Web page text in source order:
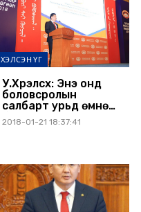
ХЭЛСЭН ҮГ
У.Хүрэлсүх: Энэ онд
боловсролын
салбарт урьд өмнө
байгаагүй их
хэмжээний бүтээн
2018-01-21 18:37:41